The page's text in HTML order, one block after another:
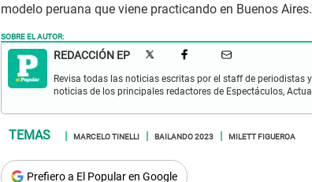
modelo peruana que viene practicando en Buenos Aires.
SOBRE EL AUTOR:
REDACCIÓN EP
Revisa todas las noticias escritas por el staff de periodistas
noticias de los principales redactores de Espectáculos,
MARCELO TINELLI BAILANDO 2023 MILETT FIGUEROA
Prefiero a El Popular en Google